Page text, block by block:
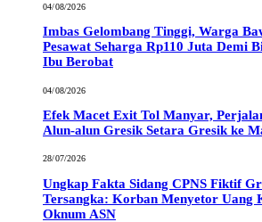
04/08/2026
Imbas Gelombang Tinggi, Warga
Pesawat Seharga Rp110 Juta Demi
Ibu Berobat
04/08/2026
Efek Macet Exit Tol Manyar,
Alun-alun Gresik Setara Gresik ke
28/07/2026
Ungkap Fakta Sidang CPNS Fiktif
Tersangka: Korban Menyetor Uang
Oknum ASN